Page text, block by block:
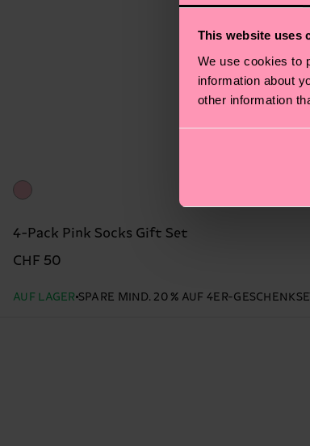
This website uses
We use cookies to
information about
other information
4-Pack Pink Socks Gift Set
CHF 50
AUF LAGER SPARE MIND. 20 % AUF 4ER-